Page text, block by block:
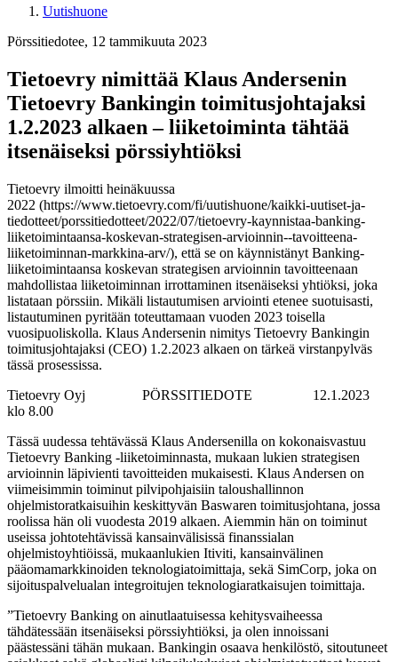
Uutishuone
Pörssitiedotee, 12 tammikuuta 2023
Tietoevry nimittää Klaus Andersenin
Tietoevry Bankingin toimitusjohtajaksi
1.2.2023 alkaen – liiketoiminta tähtää
itsenäiseksi pörssiyhtiöksi
Tietoevry ilmoitti heinäkuussa
2022 (https://www.tietoevry.com/fi/uutishuone/kaikki-uutiset-ja-
tiedotteet/porssitiedotteet/2022/07/tietoevry-kaynnistaa-banking-
liiketoimintaansa-koskevan-strategisen-arvioinnin--tavoitteena-
liiketoiminnan-markkina-arv/), että se on käynnistänyt Banking-
liiketoimintaansa koskevan strategisen arvioinnin tavoitteenaan
mahdollistaa liiketoiminnan irrottaminen itsenäiseksi yhtiöksi, joka
listataan pörssiin. Mikäli listautumisen arviointi etenee suotuisasti,
listautuminen pyritään toteuttamaan vuoden 2023 toisella
vuosipuoliskolla. Klaus Andersenin nimitys Tietoevry Bankingin
toimitusjohtajaksi (CEO) 1.2.2023 alkaen on tärkeä virstanpylväs
tässä prosessissa.
Tietoevry Oyj PÖRSSITIEDOTE 12.1.2023
klo 8.00
Tässä uudessa tehtävässä Klaus Andersenilla on kokonaisvastuu
Tietoevry Banking -liiketoiminnasta, mukaan lukien strategisen
arvioinnin läpivienti tavoitteiden mukaisesti. Klaus Andersen on
viimeisimmin toiminut pilvipohjaisiin taloushallinnon
ohjelmistoratkaisuihin keskittyvän Baswaren toimitusjohtana, jossa
roolissa hän oli vuodesta 2019 alkaen. Aiemmin hän on toiminut
useissa johtotehtävissä kansainvälisissä finanssialan
ohjelmistoyhtiöissä, mukaanlukien Itiviti, kansainvälinen
pääomamarkkinoiden teknologiatoimittaja, sekä SimCorp, joka on
sijoituspalvelualan integroitujen teknologiaratkaisujen toimittaja.
”Tietoevry Banking on ainutlaatuisessa kehitysvaiheessa
tähdätessään itsenäiseksi pörssiyhtiöksi, ja olen innoissani
päästessäni tähän mukaan. Bankingin osaava henkilöstö, sitoutuneet